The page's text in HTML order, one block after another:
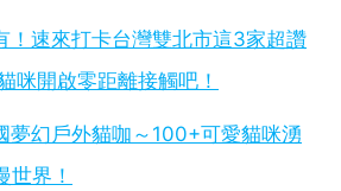
！速來打卡台灣雙北市這3家超讚
咪開啟零距離接觸吧！
夢幻戶外貓咖～100+可愛貓咪湧
世界！